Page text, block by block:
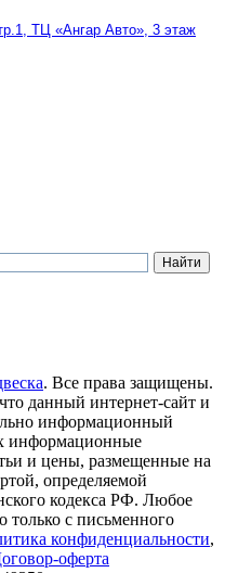
ТЦ «Ангар Авто» , 3 этаж
. Все права защищены.
данный интернет-сайт и
информационный
информационные
и цены, размещенные на
определяемой
кодекса РФ. Любое
только с письменного
конфиденциальности,
оферта